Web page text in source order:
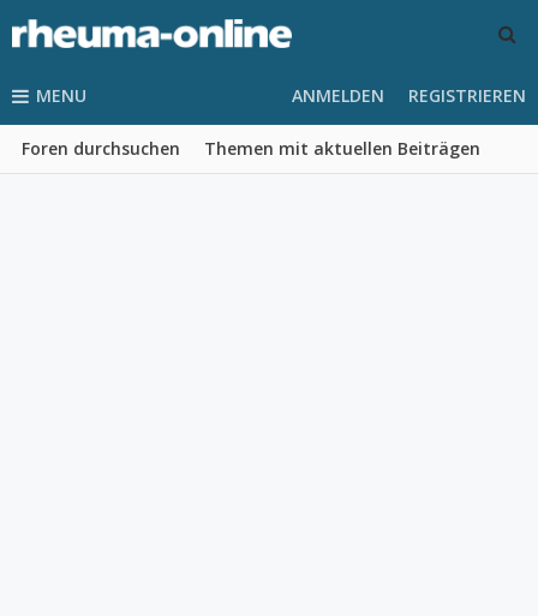
MENU
Foren durchsuchen Themen mit aktuellen Beiträgen
ANMELDEN REGISTRIEREN